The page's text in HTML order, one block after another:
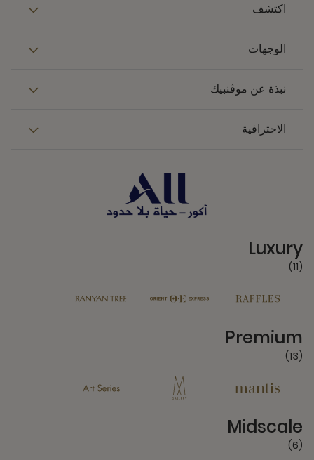
اكتشف
الوجهات
نبذة عن موڤنبيك
الاحترافية
Luxury
(11)
Premium
(13)
Midscale
(6)